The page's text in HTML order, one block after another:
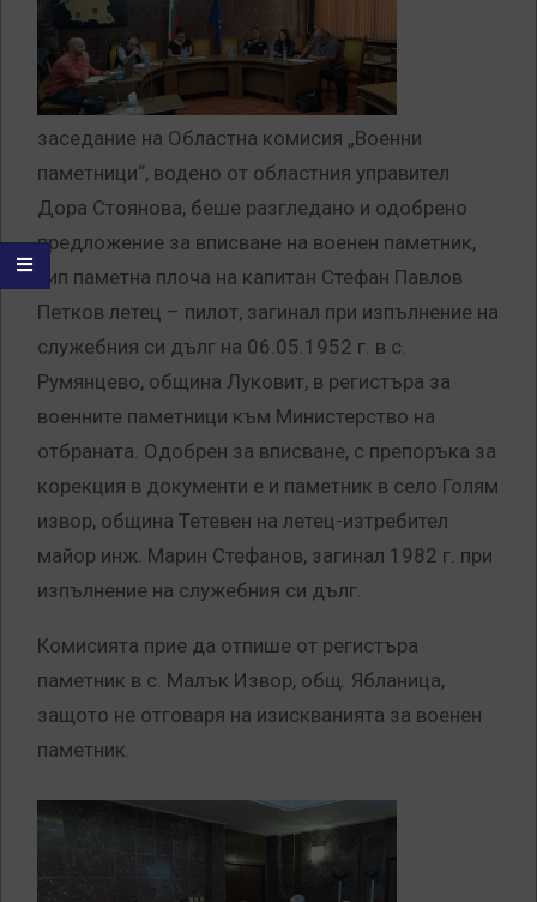
заседание на Областна комисия „Военни
паметници“, водено от областния управител
Дора Стоянова, беше разгледано и одобрено
предложение за вписване на военен паметник,
тип паметна плоча на капитан Стефан Павлов
Петков летец – пилот, загинал при изпълнение на
служебния си дълг на 06.05.1952 г. в с.
Румянцево, община Луковит, в регистъра за
военните паметници към Министерство на
отбраната. Одобрен за вписване, с препоръка за
корекция в документи е и паметник в село Голям
извор, община Тетевен на летец-изтребител
майор инж. Марин Стефанов, загинал 1982 г. при
изпълнение на служебния си дълг.
Комисията прие да отпише от регистъра
паметник в с. Малък Извор, общ. Ябланица,
защото не отговаря на изискванията за военен
паметник.